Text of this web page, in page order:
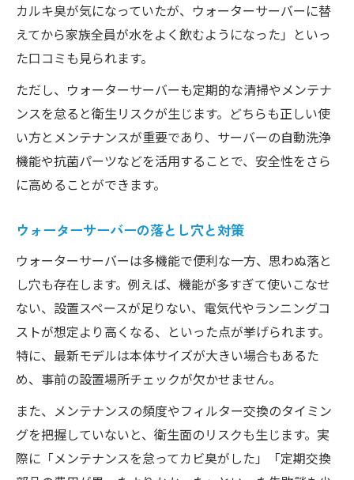
カルキ臭が気になっていたが、ウォーターサーバーに替
えてから家族全員が水をよく飲むようになった」といっ
た口コミも見られます。
ただし、ウォーターサーバーも定期的な清掃やメンテナ
ンスを怠ると衛生リスクが生じます。どちらも正しい使
い方とメンテナンスが重要であり、サーバーの自動洗浄
機能や抗菌パーツなどを活用することで、安全性をさら
に高めることができます。
ウォーターサーバーの落とし穴と対策
ウォーターサーバーは多機能で便利な一方、思わぬ落と
し穴も存在します。例えば、機能が多すぎて使いこなせ
ない、設置スペースが足りない、電気代やランニングコ
ストが想定より高くなる、といった点が挙げられます。
特に、最新モデルは本体サイズが大きい場合もあるた
め、事前の設置場所チェックが欠かせません。
また、メンテナンスの頻度やフィルター交換のタイミン
グを把握していないと、衛生面のリスクも生じます。実
際に「メンテナンスを怠ってカビ臭がした」「定期交換